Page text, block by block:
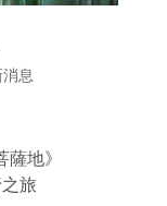
息
地》
旅